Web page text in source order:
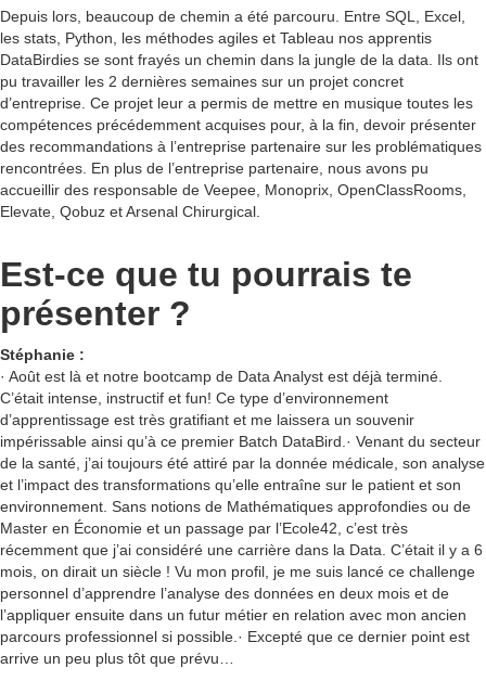
Depuis lors, beaucoup de chemin a été parcouru. Entre SQL, Excel,
les stats, Python, les méthodes agiles et Tableau nos apprentis
DataBirdies se sont frayés un chemin dans la jungle de la data. Ils ont
pu travailler les 2 dernières semaines sur un projet concret
d’entreprise. Ce projet leur a permis de mettre en musique toutes les
compétences précédemment acquises pour, à la fin, devoir présenter
des recommandations à l’entreprise partenaire sur les problématiques
rencontrées. En plus de l’entreprise partenaire, nous avons pu
accueillir des responsable de Veepee, Monoprix, OpenClassRooms,
Elevate, Qobuz et Arsenal Chirurgical.
Est-ce que tu pourrais te
présenter ?
Stéphanie :
· Août est là et notre bootcamp de Data Analyst est déjà terminé.
C’était intense, instructif et fun! Ce type d’environnement
d’apprentissage est très gratifiant et me laissera un souvenir
impérissable ainsi qu’à ce premier Batch DataBird.· Venant du secteur
de la santé, j’ai toujours été attiré par la donnée médicale, son analyse
et l’impact des transformations qu’elle entraîne sur le patient et son
environnement. Sans notions de Mathématiques approfondies ou de
Master en Économie et un passage par l’Ecole42, c’est très
récemment que j’ai considéré une carrière dans la Data. C’était il y a 6
mois, on dirait un siècle ! Vu mon profil, je me suis lancé ce challenge
personnel d’apprendre l’analyse des données en deux mois et de
l’appliquer ensuite dans un futur métier en relation avec mon ancien
parcours professionnel si possible.· Excepté que ce dernier point est
arrive un peu plus tôt que prévu…